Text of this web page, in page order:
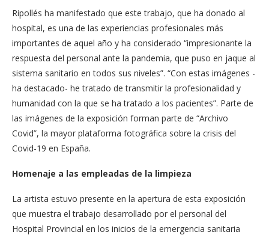
Ripollés ha manifestado que este trabajo, que ha donado al
hospital, es una de las experiencias profesionales más
importantes de aquel año y ha considerado “impresionante la
respuesta del personal ante la pandemia, que puso en jaque al
sistema sanitario en todos sus niveles”. “Con estas imágenes -
ha destacado- he tratado de transmitir la profesionalidad y
humanidad con la que se ha tratado a los pacientes”. Parte de
las imágenes de la exposición forman parte de “Archivo
Covid”, la mayor plataforma fotográfica sobre la crisis del
Covid-19 en España.
Homenaje a las empleadas de la limpieza
La artista estuvo presente en la apertura de esta exposición
que muestra el trabajo desarrollado por el personal del
Hospital Provincial en los inicios de la emergencia sanitaria